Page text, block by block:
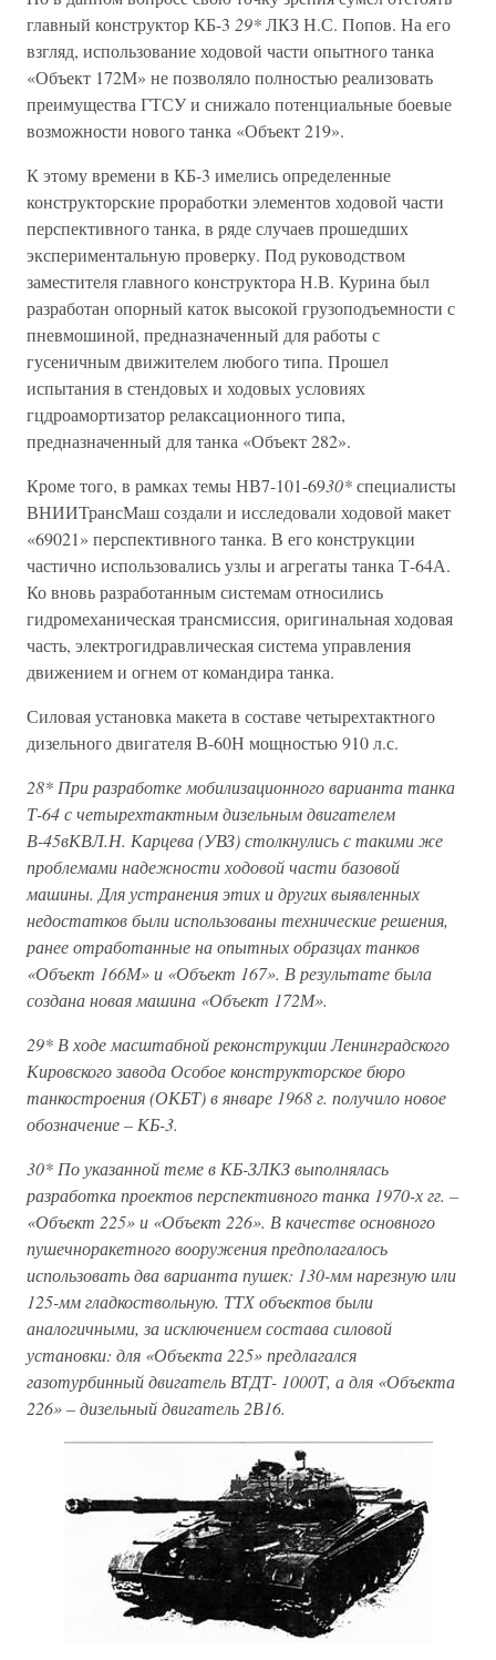
главный конструктор КБ-3 29*ЛКЗ Н.С. Попов. На его
взгляд, использование ходовой части опытного танка
«Объект 172М» не позволяло полностью реализовать
преимущества ГТСУ и снижало потенциальные боевые
возможности нового танка «Объект 219».
К этому времени в КБ-3 имелись определенные
конструкторские проработки элементов ходовой части
перспективного танка, в ряде случаев прошедших
экспериментальную проверку. Под руководством
заместителя главного конструктора Н.В. Курина был
разработан опорный каток высокой грузоподъемности с
пневмошиной, предназначенный для работы с
гусеничным движителем любого типа. Прошел
испытания в стендовых и ходовых условиях
гцдроамортизатор релаксационного типа,
предназначенный для танка «Объект 282».
Кроме того, в рамках темы НВ7-101-6930*специалисты
ВНИИТрансМаш создали и исследовали ходовой макет
«69021» перспективного танка. В его конструкции
частично использовались узлы и агрегаты танка Т-64А.
Ко вновь разработанным системам относились
гидромеханическая трансмиссия, оригинальная ходовая
часть, электрогидравлическая система управления
движением и огнем от командира танка.
Силовая установка макета в составе четырехтактного
дизельного двигателя В-60Н мощностью 910 л.с.
28* При разработке мобилизационного варианта танка
Т-64 с четырехтактным дизельным двигателем
В-45вКВЛ.Н. Карцева (УВЗ) столкнулись с такими же
проблемами надежности ходовой части базовой
машины. Для устранения этих и других выявленных
недостатков были использованы технические решения,
ранее отработанные на опытных образцах танков
«Объект 166М» и «Объект 167». В результате была
создана новая машина «Объект 172М».
29* В ходе масштабной реконструкции Ленинградского
Кировского завода Особое конструкторское бюро
танкостроения (ОКБТ) в январе 1968 г. получило новое
обозначение – КБ-3.
30* По указанной теме в КБ-ЗЛКЗ выполнялась
разработка проектов перспективного танка 1970-х гг. –
«Объект 225» и «Объект 226». В качестве основного
пушечноракетного вооружения предполагалось
использовать два варианта пушек: 130-мм нарезную или
125-мм гладкоствольную. ТТХ объектов были
аналогичными, за исключением состава силовой
установки: для «Объекта 225» предлагался
газотурбинный двигатель ВТДТ- 1000Т, а для «Объекта
226» – дизельный двигатель 2В16.